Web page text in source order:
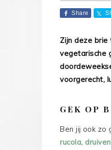
Share
Zijn deze
vegetarische
voorgerecht,
GEK OP
Ben jij ook zo
rucola,